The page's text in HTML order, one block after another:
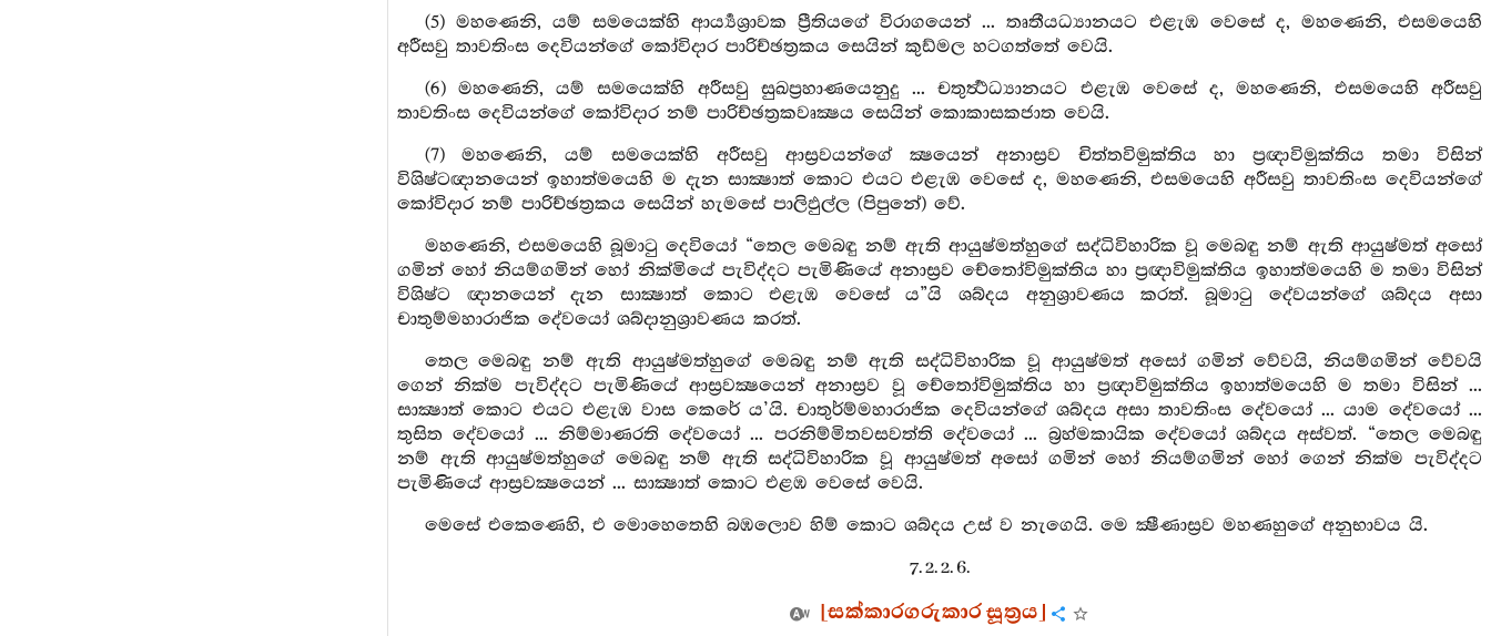
(5) මහණෙනි, යම් සමයෙක්හි ආර්‍ය්‍යශ්‍රාවක ප්‍රීතියගේ විරාගයෙන් ... තෘතීයධ්‍යානයට එළැඹ වෙසේ ද, මහණෙනි, එසමයෙහි
අරීසවු තාවතිංස දෙවියන්ගේ කෝවිදාර පාරිච්ඡත්‍රකය සෙයින් කුඩ්මල හටගත්තේ වෙයි.
(6) මහණෙනි, යම් සමයෙක්හි අරීසවු සුඛප්‍රහාණයෙනුදු ... චතුර්‍ත්‍ථධ්‍යානයට එළැඹ වෙසේ ද, මහණෙනි, එසමයෙහි අරීසවු
තාවතිංස දෙවියන්ගේ කෝවිදාර නම් පාරිච්ඡත්‍රකවෘක්‍ෂය සෙයින් කොකාසකජාත වෙයි.
(7) මහණෙනි, යම් සමයෙක්හි අරීසවු ආස්‍රවයන්ගේ ක්‍ෂයෙන් අනාස්‍රව චිත්තවිමුක්තිය හා ප්‍රඥාවිමුක්තිය තමා විසින්
විශිෂ්ටඥානයෙන් ඉහාත්මයෙහි ම දැන සාක්‍ෂාත් කොට එයට එළැඹ වෙසේ ද, මහණෙනි, එසමයෙහි අරීසවු තාවතිංස දෙවියන්ගේ
කෝවිදාර නම් පාරිච්ඡත්‍රකය සෙයින් හැමසේ පාලිඵුල්ල (පිපුනේ) වේ.
මහණෙනි, එසමයෙහි බූමාටු දෙවියෝ “තෙල මෙබඳු නම් ඇති ආයුෂ්මත්හුගේ සද්ධිවිහාරික වූ මෙබඳු නම් ඇති ආයුෂ්මත් අසෝ
ගමින් හෝ නියම්ගමින් හෝ නික්මියේ පැවිද්දට පැමිණියේ අනාස්‍රව චේතෝවිමුක්තිය හා ප්‍රඥාවිමුක්තිය ඉහාත්මයෙහි ම තමා විසින්
විශිෂ්ට ඥානයෙන් දැන සාක්‍ෂාත් කොට එළැඹ වෙසේ ය”යි ශබ්දය අනුශ්‍රාවණය කරත්. බූමාටු දේවයන්ගේ ශබ්දය අසා
චාතුම්මහාරාජික දේවයෝ ශබ්දානුශ්‍රාවණය කරත්.
තෙල මෙබඳු නම් ඇති ආයුෂ්මත්හුගේ මෙබඳු නම් ඇති සද්ධිවිහාරික වූ ආයුෂ්මත් අසෝ ගමින් වේවයි, නියම්ගමින් වේවයි
ගෙන් නික්ම පැවිද්දට පැමිණියේ ආස්‍රවක්‍ෂයෙන් අනාස්‍රව වූ චේතෝවිමුක්තිය හා ප්‍රඥාවිමුක්තිය ඉහාත්මයෙහි ම තමා විසින් ...
සාක්‍ෂාත් කොට එයට එළැඹ වාස කෙරේ ය’යි. චාතුර්ම්මහාරාජික දෙවියන්ගේ ශබ්දය අසා තාවතිංස දේවයෝ ... යාම දේවයෝ ...
තුසිත දේවයෝ ... නිම්මාණරති දේවයෝ ... පරනිම්මිතවසවත්ති දේවයෝ ... බ්‍රහ්මකායික දේවයෝ ශබ්දය අස්වත්. “තෙල මෙබඳු
නම් ඇති ආයුෂ්මත්හුගේ මෙබඳු නම් ඇති සද්ධිවිහාරික වූ ආයුෂ්මත් අසෝ ගමින් හෝ නියම්ගමින් හෝ ගෙන් නික්ම පැවිද්දට
පැමිණියේ ආස්‍රවක්‍ෂයෙන් ... සාක්‍ෂාත් කොට එළඹ වෙසේ වෙයි.
මෙසේ එකෙණෙහි, එ මොහෙතෙහි බඹලොව හිම් කොට ශබ්දය උස් ව නැගෙයි. මෙ ක්‍ෂීණාස්‍රව මහණහුගේ අනුභාවය යි.
7. 2. 2. 6.
[සක්කාරගරුකාර සූත්‍රය]